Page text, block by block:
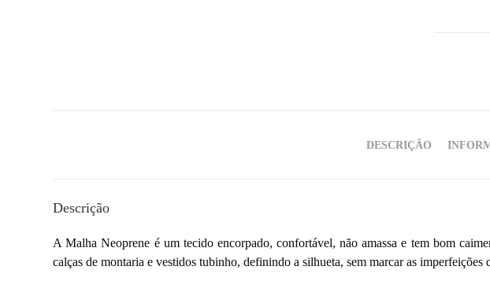
DESCRIÇÃO
Descrição
A Malha Neoprene é um tecido encorpado, confortável, não amassa e tem bom
calças de montaria e vestidos tubinho, definindo a silhueta, sem marcar as imperfeições